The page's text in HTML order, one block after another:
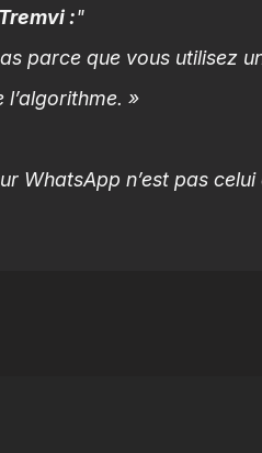
:
parce que vous utilisez
»
WhatsApp n’est pas